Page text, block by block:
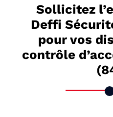
Sollicitez
Deffi
pour vos
contrôle